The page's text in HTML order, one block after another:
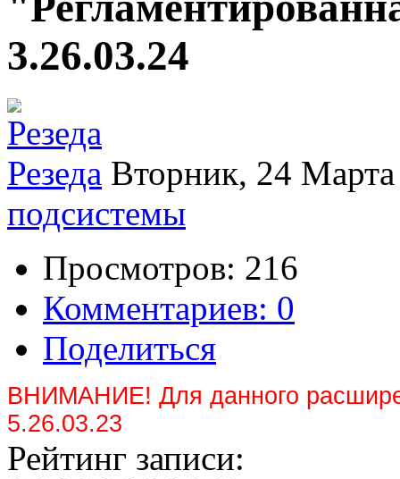
3.26.03.24
Резеда Вторник, 24
подсистемы
Просмотров: 216
Комментариев: 0
Поделиться
ВНИМАНИЕ! Для данного
5.26.03.23
Рейтинг записи: